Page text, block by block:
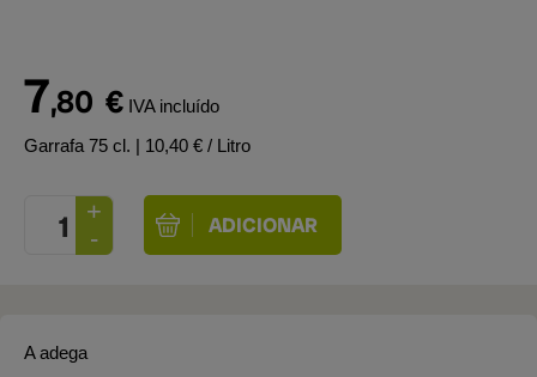
7,80 € IVA incluído
Garrafa 75 cl. | 10,40 € / Litro
A adega